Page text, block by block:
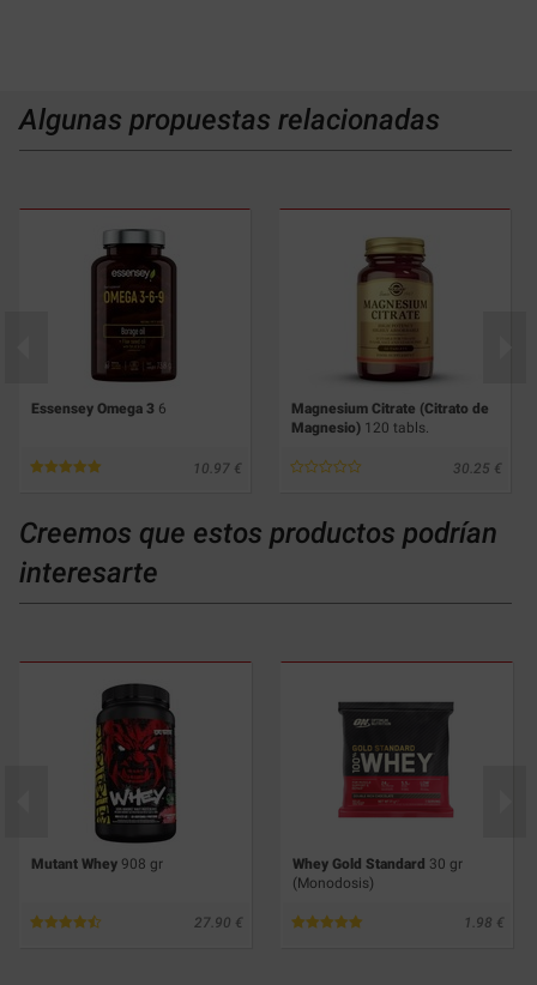
Algunas propuestas relacionadas
Essensey Omega 3 6
10.97
Magnesium Citrate (Citrato de
Magnesio) 120 tabls.
30.25
Creemos que estos productos podrían
interesarte
Mutant Whey 908 gr
27.90
Whey Gold Standard 30 gr
(Monodosis)
1.98